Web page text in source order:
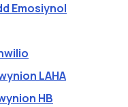
Emosiynol
LAHA
HB